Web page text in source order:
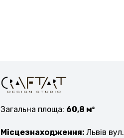
Загальна площа: 60,8 м²
Місцезнаходження: Львів вул.